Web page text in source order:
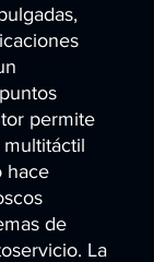
permite
hace
de
La